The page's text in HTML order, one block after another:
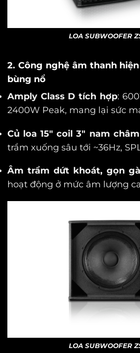
LOA SUBWOOFER
2. Công nghệ âm thanh
bùng nổ
Amply Class D tích hợp:
2400W Peak, mang lại sức
Củ loa 15″ coil 3″ nam
trầm xuống sâu tới ~36Hz,
Âm trầm dứt khoát, gọn
hoạt động ở mức âm lượng
LOA SUBWOOFER